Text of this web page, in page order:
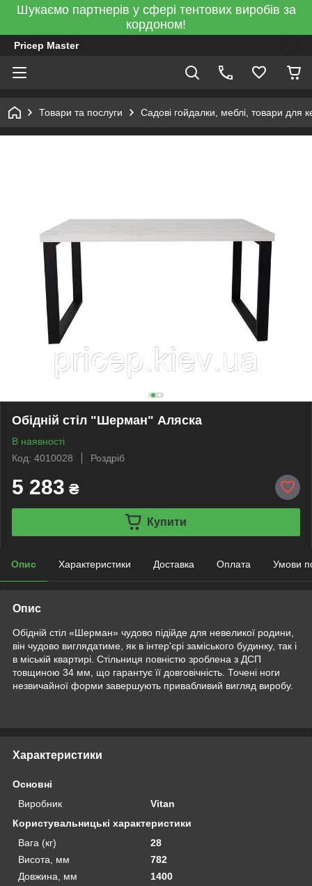
Шукаємо партнерів у сфері тентових виробів за
кордоном!
Pricep Master
Товари та послуги Садові гойдалки, меблі, товари для
Обідній стіл "Шерман" Аляска
В наявності
Код: 4010028
Роздріб
5 283 ₴
Купити
Опис Характеристики Доставка Оплата Умови
Опис
Обідній стіл «Шерман» чудово підійде для невеликої родини,
він чудово виглядатиме, як в інтер'єрі заміського будинку, так і
в міській квартирі. Стільниця повністю зроблена з ДСП
товщиною 34 мм, що гарантує її довговічність. Точені ноги
незвичайної форми завершують привабливий вигляд виробу.
Характеристики
Основні
Виробник
Vitan
Користувальницькі характеристики
Вага (кг)
28
Висота, мм
782
Довжина, мм
1400